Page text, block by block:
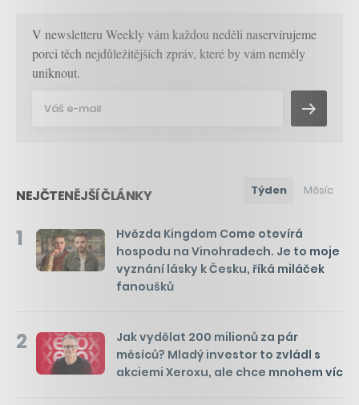
V newsletteru Weekly vám každou neděli naservírujeme
porci těch nejdůležitějších zpráv, které by vám neměly
uniknout.
NEJČTENĚJŠÍ ČLÁNKY Týden Měsíc
1
Hvězda Kingdom Come otevírá
hospodu na Vinohradech. Je to moje
vyznání lásky k Česku, říká miláček
fanoušků
2
Jak vydělat 200 milionů za pár
měsíců? Mladý investor to zvládl s
akciemi Xeroxu, ale chce mnohem víc